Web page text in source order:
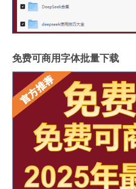
免费可商用字体批量下载